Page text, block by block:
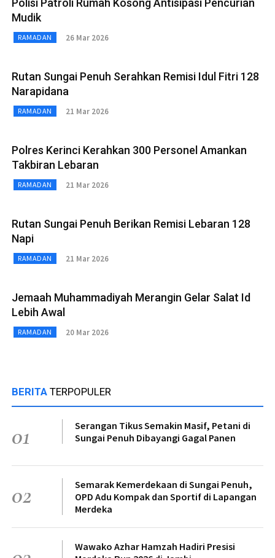
Polisi Patroli Rumah Kosong Antisipasi Pencurian
Mudik
RAMADAN 26 Mar 2026
Rutan Sungai Penuh Serahkan Remisi Idul Fitri 128
Narapidana
RAMADAN 21 Mar 2026
Polres Kerinci Kerahkan 300 Personel Amankan
Takbiran Lebaran
RAMADAN 21 Mar 2026
Rutan Sungai Penuh Berikan Remisi Lebaran 128
Napi
RAMADAN 21 Mar 2026
Jemaah Muhammadiyah Merangin Gelar Salat Id
Lebih Awal
RAMADAN 20 Mar 2026
BERITA TERPOPULER
01
Serangan Tikus Semakin Masif, Petani di
Sungai Penuh Dibayangi Gagal Panen
02
Semarak Kemerdekaan di Sungai Penuh,
OPD Adu Kompak dan Sportif di Lapangan
Merdeka
Wawako Azhar Hamzah Hadiri Presisi